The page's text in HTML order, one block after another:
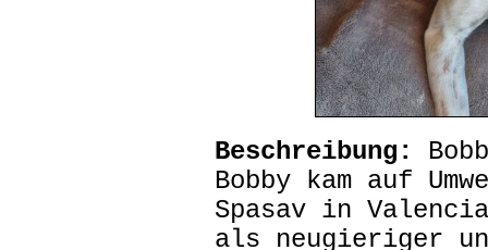
Beschreibung:
Bobby kam auf
Spasav in
als neugieriger